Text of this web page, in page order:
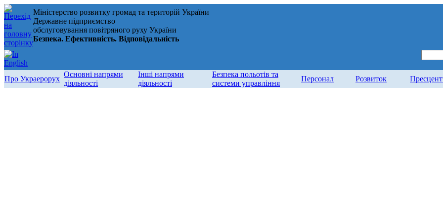
Міністерство розвитку громад та територій України
Державне підприємство
обслуговування повітряного руху України
Безпека. Ефективність. Відповідальність
Про Украерорух
Основні напрями
діяльності
Інші напрями
діяльності
Безпека польотів та
системи управління
Персонал Розвиток